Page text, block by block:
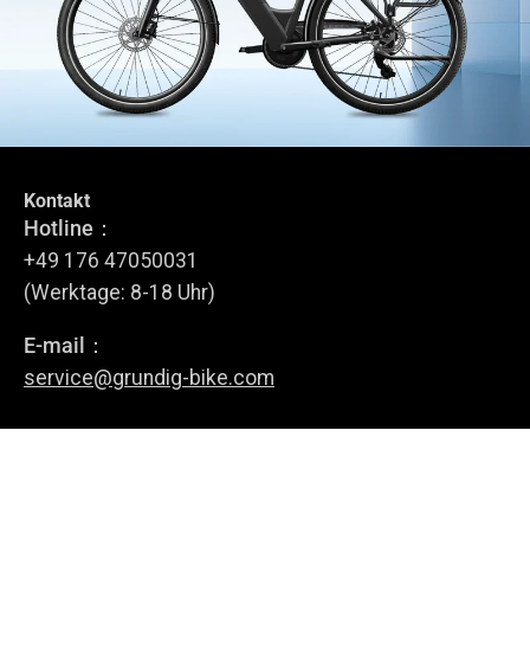
Tritt dem GRUNDIG Circle bei
Melde dich für unseren Newsletter an.
Kontakt
Hotline：
+49 176 47050031
(Werktage: 8-18 Uhr)
E-mail：
service@grundig-bike.com